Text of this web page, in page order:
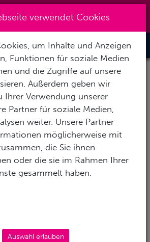
Toggle
verwendet Cookies
um Inhalte und Anzeigen
Funktionen für soziale Medien
und die Zugriffe auf unsere
Außerdem geben wir
Ihrer Verwendung unserer
Partner für soziale Medien,
weiter. Unsere Partner
möglicherweise mit
die Sie ihnen
oder die sie im Rahmen Ihrer
gesammelt haben.
Auswahl erlauben